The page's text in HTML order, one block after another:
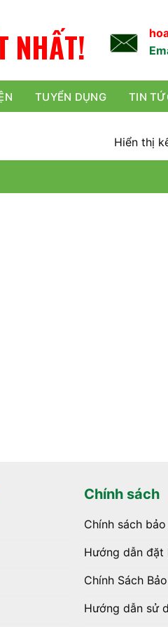
NHẤT!
TUYỂN DỤNG TIN
Hiển thị
Chính sách
Chính sách
Hướng dẫn đặt
Chính Sách
Hướng dẫn sử